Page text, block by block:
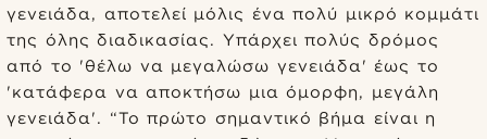
γενειάδα, αποτελεί μόλις ένα πολύ μικρό κομμάτι
της όλης διαδικασίας. Υπάρχει πολύς δρόμος
από το 'θέλω να μεγαλώσω γενειάδα' έως το
'κατάφερα να αποκτήσω μια όμορφη, μεγάλη
γενειάδα'. “Το πρώτο σημαντικό βήμα είναι η